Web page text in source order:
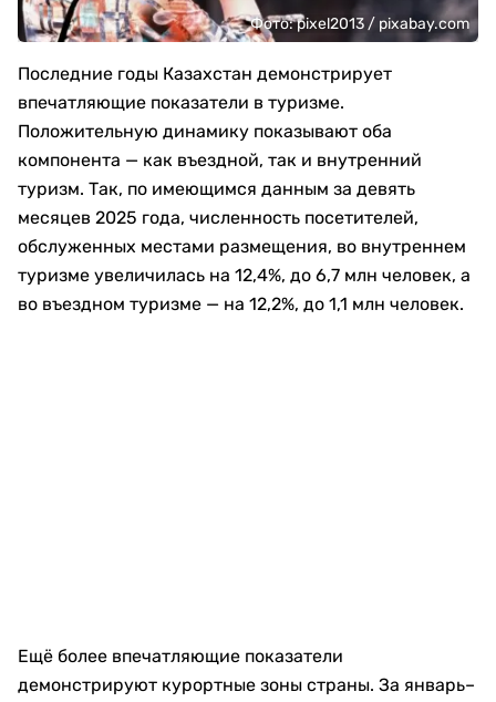
Фото: pixel2013 / pixabay.com
Последние годы Казахстан демонстрирует
впечатляющие показатели в туризме.
Положительную динамику показывают оба
компонента — как въездной, так и внутренний
туризм. Так, по имеющимся данным за девять
месяцев 2025 года, численность посетителей,
обслуженных местами размещения, во внутреннем
туризме увеличилась на 12,4%, до 6,7 млн человек, а
во въездном туризме — на 12,2%, до 1,1 млн человек.
Ещё более впечатляющие показатели
демонстрируют курортные зоны страны. За январь–